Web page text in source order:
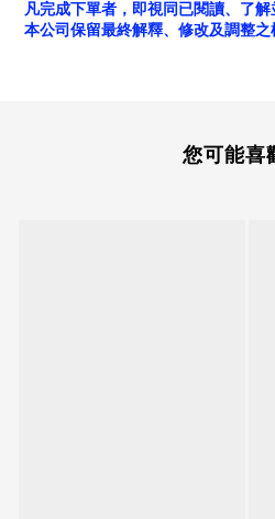
凡完成下單者，即視同已閱讀、了解
本公司保留最終解釋、修改及調整之
您可能喜